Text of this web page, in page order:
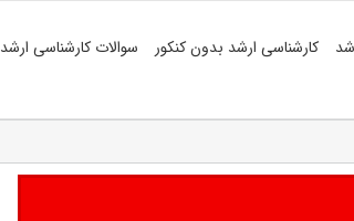
کارشناسی ارشد بدون کنکور سوالات کارشناسی ارشد